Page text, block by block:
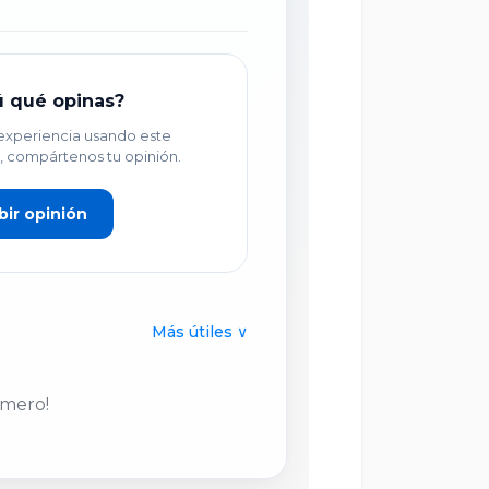
qué opinas?
usando este
compártenos tu opinión.
opinión
Más útiles ∨